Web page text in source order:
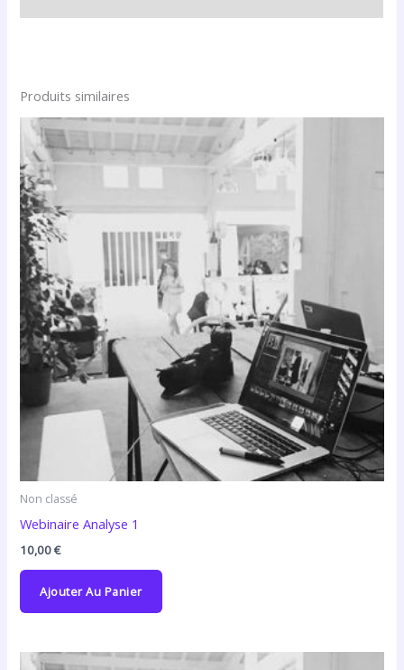
Produits similaires
Non classé
Webinaire Analyse 1
10,00€
Ajouter Au Panier